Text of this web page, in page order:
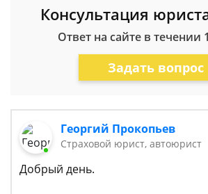
Консультация
Ответ на сайте в течении
Задать вопрос
Георгий Прокопьев
Страховой юрист, автоюрист
Добрый день.